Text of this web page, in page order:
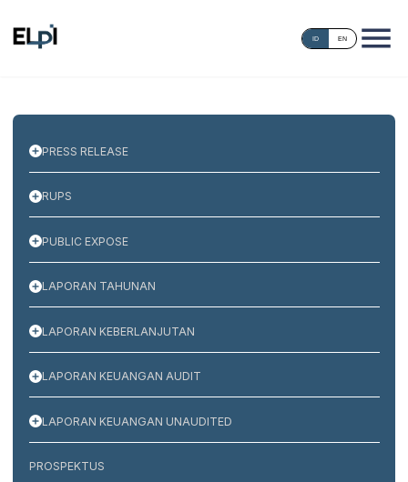
ID EN
PRESS RELEASE
RUPS
PUBLIC EXPOSE
LAPORAN TAHUNAN
LAPORAN KEBERLANJUTAN
LAPORAN KEUANGAN AUDIT
LAPORAN KEUANGAN UNAUDITED
PROSPEKTUS